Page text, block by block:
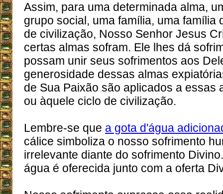
Assim, para uma determinada alma,
grupo social, uma família, uma família
de civilização, Nosso Senhor Jesus
certas almas sofram. Ele lhes dá
possam unir seus sofrimentos aos
generosidade dessas almas
de Sua Paixão são aplicados a essas
ou àquele ciclo de civilização.
Lembre-se que a gota d'água
cálice simboliza o nosso sofrimento
irrelevante diante do sofrimento
água é oferecida junto com a oferta